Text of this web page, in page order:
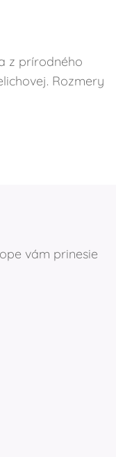
z prírodného
Rozmery
vám prinesie